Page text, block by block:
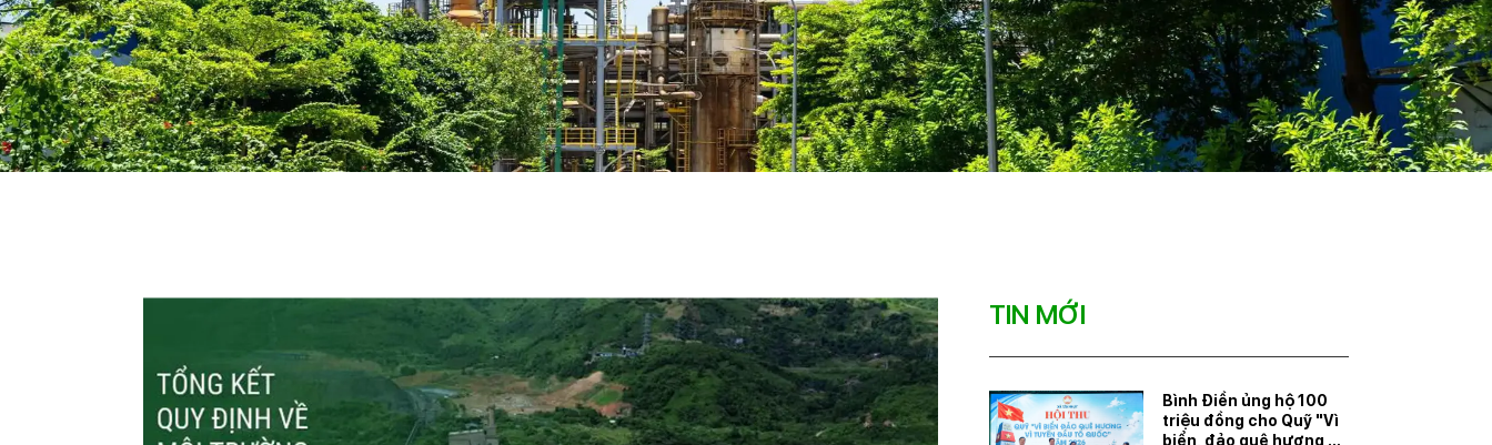
TIN MỚI
Bình Điền ủng hộ 100
triệu đồng cho Quỹ "Vì
biển, đảo quê hương -